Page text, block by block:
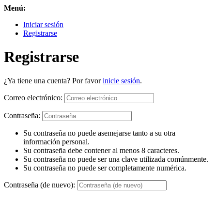
Menú:
Iniciar sesión
Registrarse
Registrarse
¿Ya tiene una cuenta? Por favorinicie sesión.
Correo electrónico:
Contraseña:
Su contraseña no puede asemejarse tanto a su otra
información personal.
Su contraseña debe contener al menos 8 caracteres.
Su contraseña no puede ser una clave utilizada comúnmente.
Su contraseña no puede ser completamente numérica.
Contraseña (de nuevo):